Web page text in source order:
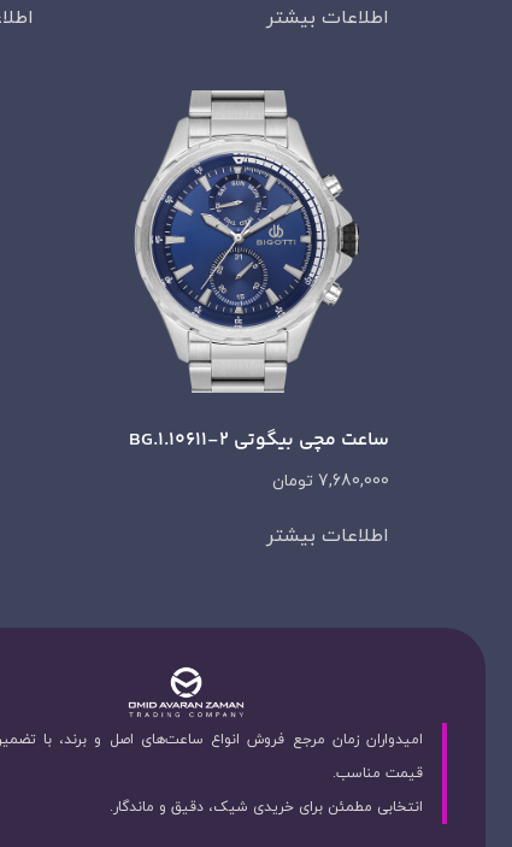
اطلاعات بیشتر
ساعت مچی بیگوتی BG.1.10611-2
7,680,000 تومان
اطلاعات بیشتر
امیدواران زمان مرجع فروش انواع ساعت‌های اصل و برند، با
قیمت مناسب.
انتخابی مطمئن برای خریدی شیک، دقیق و ماندگار.